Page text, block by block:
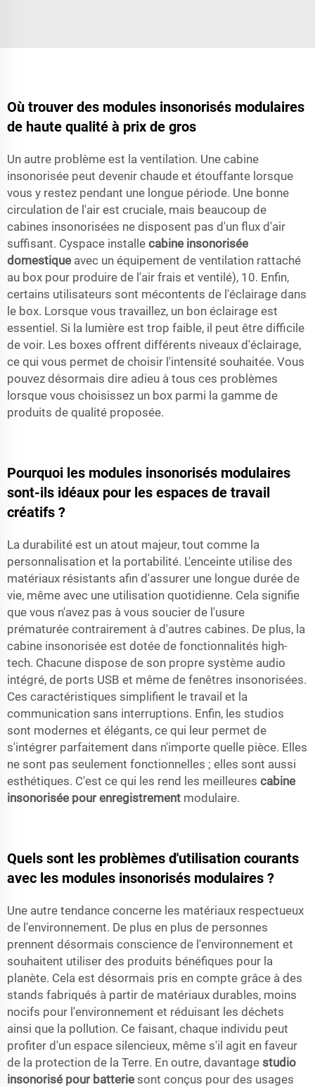
Où trouver des modules insonorisés modulaires
de haute qualité à prix de gros
Un autre problème est la ventilation. Une cabine
insonorisée peut devenir chaude et étouffante lorsque
vous y restez pendant une longue période. Une bonne
circulation de l'air est cruciale, mais beaucoup de
cabines insonorisées ne disposent pas d'un flux d'air
suffisant. Cyspace installe cabine insonorisée
domestique avec un équipement de ventilation rattaché
au box pour produire de l'air frais et ventilé), 10. Enfin,
certains utilisateurs sont mécontents de l'éclairage dans
le box. Lorsque vous travaillez, un bon éclairage est
essentiel. Si la lumière est trop faible, il peut être difficile
de voir. Les boxes offrent différents niveaux d'éclairage,
ce qui vous permet de choisir l'intensité souhaitée. Vous
pouvez désormais dire adieu à tous ces problèmes
lorsque vous choisissez un box parmi la gamme de
produits de qualité proposée.
Pourquoi les modules insonorisés modulaires
sont-ils idéaux pour les espaces de travail
créatifs ?
La durabilité est un atout majeur, tout comme la
personnalisation et la portabilité. L'enceinte utilise des
matériaux résistants afin d'assurer une longue durée de
vie, même avec une utilisation quotidienne. Cela signifie
que vous n'avez pas à vous soucier de l'usure
prématurée contrairement à d'autres cabines. De plus, la
cabine insonorisée est dotée de fonctionnalités high-
tech. Chacune dispose de son propre système audio
intégré, de ports USB et même de fenêtres insonorisées.
Ces caractéristiques simplifient le travail et la
communication sans interruptions. Enfin, les studios
sont modernes et élégants, ce qui leur permet de
s'intégrer parfaitement dans n'importe quelle pièce. Elles
ne sont pas seulement fonctionnelles ; elles sont aussi
esthétiques. C'est ce qui les rend les meilleures cabine
insonorisée pour enregistrement modulaire.
Quels sont les problèmes d'utilisation courants
avec les modules insonorisés modulaires ?
Une autre tendance concerne les matériaux respectueux
de l'environnement. De plus en plus de personnes
prennent désormais conscience de l'environnement et
souhaitent utiliser des produits bénéfiques pour la
planète. Cela est désormais pris en compte grâce à des
stands fabriqués à partir de matériaux durables, moins
nocifs pour l'environnement et réduisant les déchets
ainsi que la pollution. Ce faisant, chaque individu peut
profiter d'un espace silencieux, même s'il agit en faveur
de la protection de la Terre. En outre, davantage studio
insonorisé pour batterie sont conçus pour des usages